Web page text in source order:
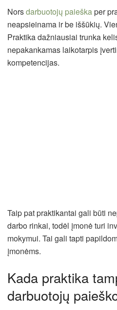
Norsdarbuotojų paieškaper
neapsieinama ir be iššūkių.
Praktika dažniausiai trunka
nepakankamas laikotarpis
kompetencijas.
Taip pat praktikantai gali būti
darbo rinkai, todėl įmonė turi
mokymui. Tai gali tapti
įmonėms.
Kada praktika
darbuotojų